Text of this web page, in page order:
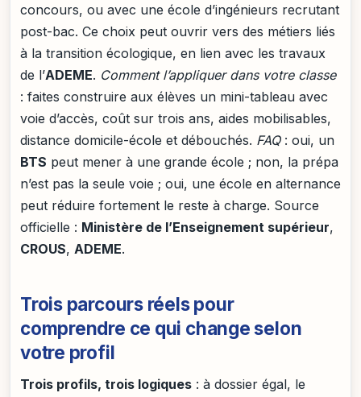
concours, ou avec une école d’ingénieurs recrutant
post-bac. Ce choix peut ouvrir vers des métiers liés
à la transition écologique, en lien avec les travaux
de l’ADEME. Comment l’appliquer dans votre classe
: faites construire aux élèves un mini-tableau avec
voie d’accès, coût sur trois ans, aides mobilisables,
distance domicile-école et débouchés. FAQ: oui, un
BTS peut mener à une grande école ; non, la prépa
n’est pas la seule voie ; oui, une école en alternance
peut réduire fortement le reste à charge. Source
officielle : Ministère de l’Enseignement supérieur,
CROUS, ADEME.
Trois parcours réels pour
comprendre ce qui change selon
votre profil
Trois profils, trois logiques : à dossier égal, le